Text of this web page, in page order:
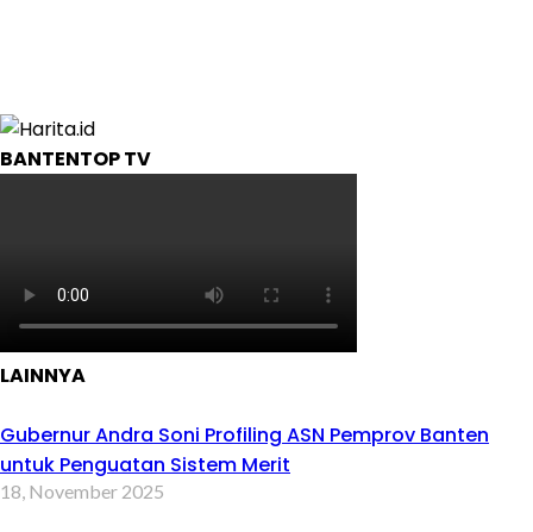
BANTENTOP TV
LAINNYA
Gubernur Andra Soni Profiling ASN Pemprov Banten
untuk Penguatan Sistem Merit
18, November 2025